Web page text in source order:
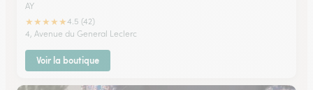
AY
★★★★★4.5 (42)
4, Avenue du General Leclerc
Voir la boutique